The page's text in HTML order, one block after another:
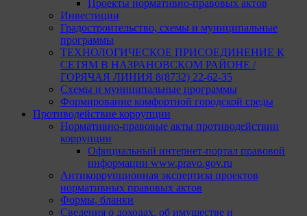
Проекты нормативно-правовых актов
Инвестиции
Градостроительство, схемы и муниципальные
программы
ТЕХНОЛОГИЧЕСКОЕ ПРИСОЕДИНЕНИЕ К
СЕТЯМ В НАЗРАНОВСКОМ РАЙОНЕ /
ГОРЯЧАЯ ЛИНИЯ 8(8732) 22-62-35
Схемы и муниципальные программы
Формирование комфортной городской среды
Противодействие коррупции
Нормативно-правовые акты противодействии
коррупции
Официальный интернет-портал правовой
информации www.pravo.gov.ru
Антикоррупционная экспертиза проектов
нормативных правовых актов
Формы, бланки
Сведения о доходах, об имуществе и